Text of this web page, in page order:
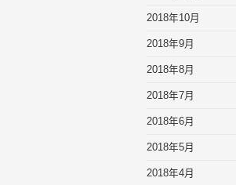
2018年10月
2018年9月
2018年8月
2018年7月
2018年6月
2018年5月
2018年4月